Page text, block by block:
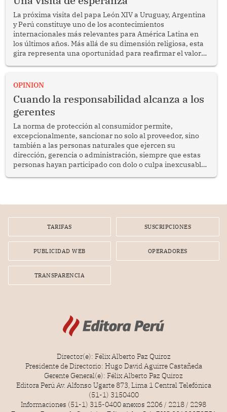
La próxima visita del papa León XIV a Uruguay, Argentina
y Perú constituye uno de los acontecimientos
internacionales más relevantes para América Latina en
los últimos años. Más allá de su dimensión religiosa, esta
gira representa una oportunidad para reafirmar el valor
enfrenta desafíos en materia de desarrollo, cohesión
OPINION
Cuando la responsabilidad alcanza a los
gerentes
La norma de protección al consumidor permite,
excepcionalmente, sancionar no solo al proveedor, sino
también a las personas naturales que ejercen su
dirección, gerencia o administración, siempre que estas
personas hayan participado con dolo o culpa inexcusable
por la frustrada realización de un meet and greet con
TARIFAS SUSCRIPCIONES
PUBLICIDAD WEB OPERADORES
TRANSPARENCIA
Director(e): Félix Alberto Paz Quiroz
Presidente de Directorio: Hugo David Aguirre Castañeda
Gerente General(e): Félix Alberto Paz Quiroz
Editora Perú Av. Alfonso Ugarte 873, Lima 1 Central Telefónica
(51-1) 3150400
Informaciones (51-1) 315-0400 anexos 2206 / 2218 / 2298